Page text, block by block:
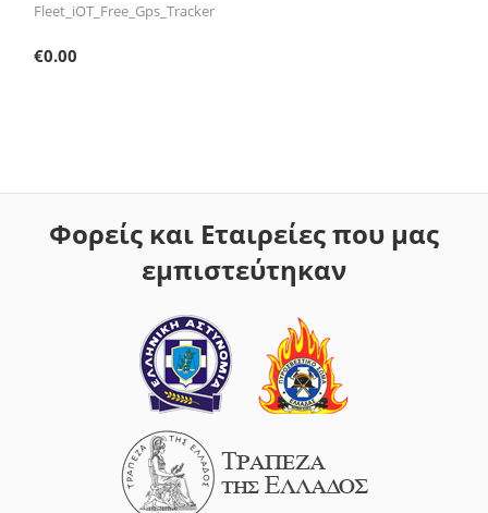
Fleet_iOT_Free_Gps_Tracker
€0.00
Φορείς και Εταιρείες που μας
εμπιστεύτηκαν